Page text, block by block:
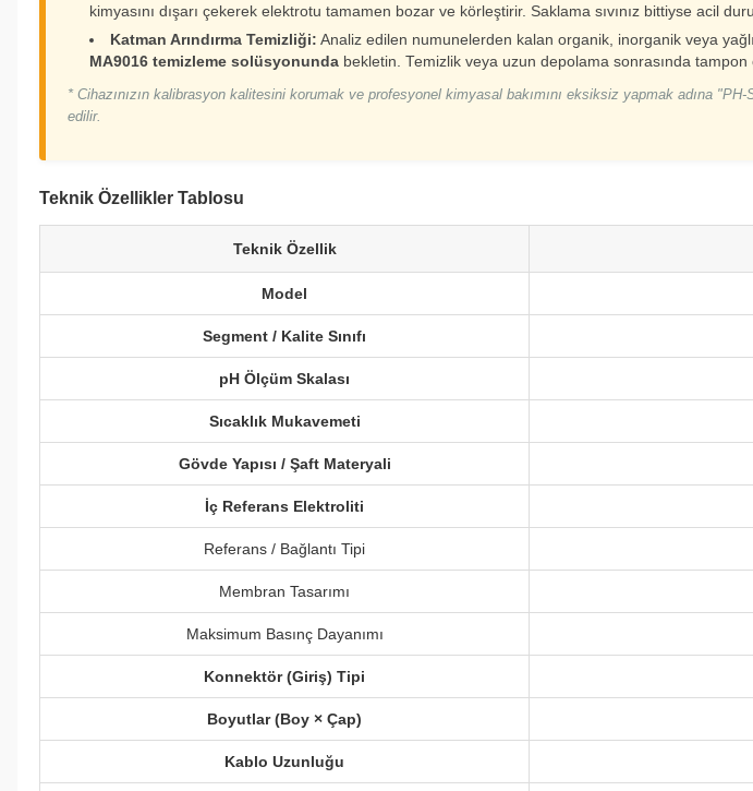
kimyasını dışarı çekerek elektrotu tamamen bozar ve körleştirir. Saklama sıvınız bittiyse acil
Katman Arındırma Temizliği: Analiz edilen numunelerden kalan organik, inorganik veya
MA9016 temizleme solüsyonunda bekletin. Temizlik veya uzun depolama sonrasında
* Cihazınızın kalibrasyon kalitesini korumak ve profesyonel kimyasal bakımını eksiksiz yapmak adına
edilir.
Teknik Özellikler Tablosu
Teknik Özellik
Model
Segment / Kalite Sınıfı
pH Ölçüm Skalası
Sıcaklık Mukavemeti
Gövde Yapısı / Şaft Materyali
İç Referans Elektroliti
Referans / Bağlantı Tipi
Membran Tasarımı
Maksimum Basınç Dayanımı
Konnektör (Giriş) Tipi
Boyutlar (Boy × Çap)
Kablo Uzunluğu